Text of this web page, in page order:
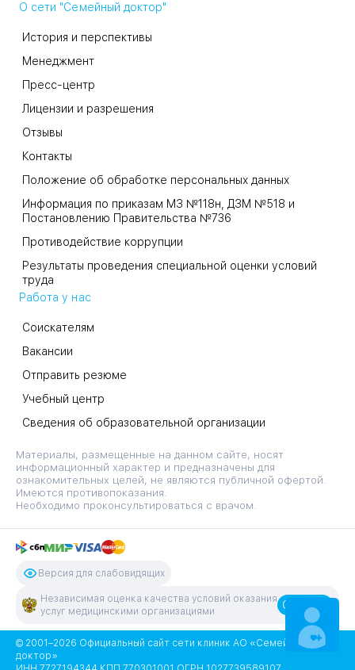
О сети "Семейный доктор"
История и перспективы
Менеджмент
Пресс-центр
Лицензии и разрешения
Отзывы
Контакты
Положение об обработке персональных данных
Информация по приказам МЗ №118н, ДЗМ №518 и
Постановлению Правительства №736
Противодействие коррупции
Результаты проведения специальной оценки условий
труда
Работа у нас
Соискателям
Вакансии
Отправить резюме
Учебный центр
Сведения об образовательной организации
Материалы, размещенные на данном сайте, носят
информационный характер и предназначены для
ознакомительных целей, не являются публичной офертой.
Имеются противопоказания.
Необходимо проконсультироваться с врачом.
Версия для слабовидящих
Независимая оценка качества условий оказания
услуг медицинскими организациями
Оценить
© 2001–2026 Официальный сайт сети клиник АО «Семейный
доктор»
ЗАПИСАТЬСЯ
НА ПРИЕМ